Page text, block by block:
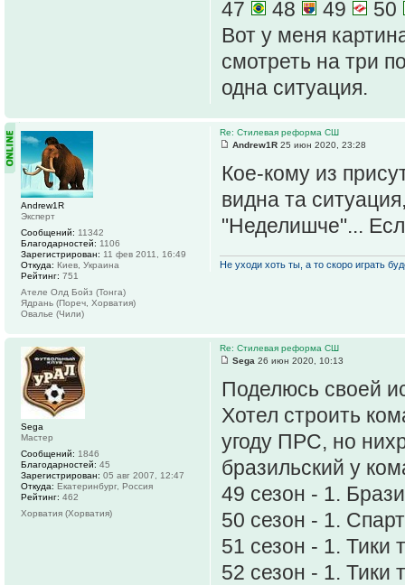
47 48 49
50
Вот у меня
смотреть на три
одна ситуация.
Re: Стилевая реформа СШ
Andrew1R 25 июн 2020, 23:28
Кое-кому из
видна та
"Неделишче"...
Не уходи хоть ты, а то скоро играть
Andrew1R
Эксперт
Сообщений: 11342
Благодарностей: 1106
Зарегистрирован: 11 фев 2011, 16:49
Откуда: Киев, Украина
Рейтинг: 751
Ателе Олд Бойз (Тонга)
Ядрань (Пореч, Хорватия)
Овалье (Чили)
Re: Стилевая реформа СШ
Sega 26 июн 2020, 10:13
Поделюсь своей
Хотел строить
угоду ПРС, но
бразильский у
49 сезон - 1.
50 сезон - 1.
51 сезон - 1. Тики
52 сезон - 1. Тики
Sega
Мастер
Сообщений: 1846
Благодарностей: 45
Зарегистрирован: 05 авг 2007, 12:47
Откуда: Екатеринбург, Россия
Рейтинг: 462
Хорватия (Хорватия)